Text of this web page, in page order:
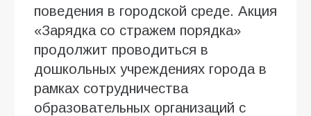
поведения в городской среде. Акция
«Зарядка со стражем порядка»
продолжит проводиться в
дошкольных учреждениях города в
рамках сотрудничества
образовательных организаций с